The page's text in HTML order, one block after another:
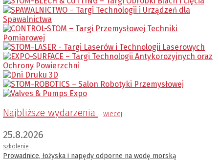
Najbliższe wydarzenia wiecej
25.8.2026
szkolenie
Prowadnice, łożyska i napędy odporne na wodę morską